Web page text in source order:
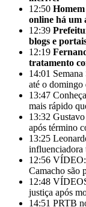
12:50
online há um
12:39
blogs e
12:19
tratamento
14:01
até o domingo
13:47
mais rápido
13:32
após término
13:25
influenciadora
12:56 VÍDEO:
Camacho são
12:48
justiça após
14:51 PRTB